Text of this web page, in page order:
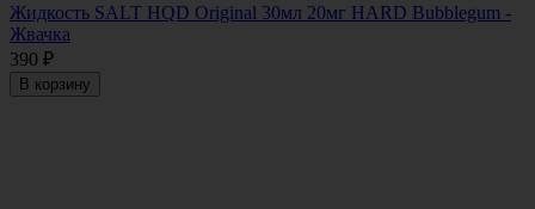
Жидкость SALT HQD Original 30мл 20мг HARD Bubblegum -
Жвачка
390 ₽
В корзину